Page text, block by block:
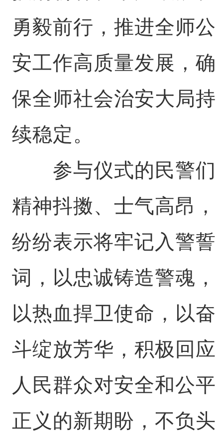
勇毅前行，推进全师公
安工作高质量发展，确
保全师社会治安大局持
续稳定。
参与仪式的民警们
精神抖擞、士气高昂，
纷纷表示将牢记入警誓
词，以忠诚铸造警魂，
以热血捍卫使命，以奋
斗绽放芳华，积极回应
人民群众对安全和公平
正义的新期盼，不负头